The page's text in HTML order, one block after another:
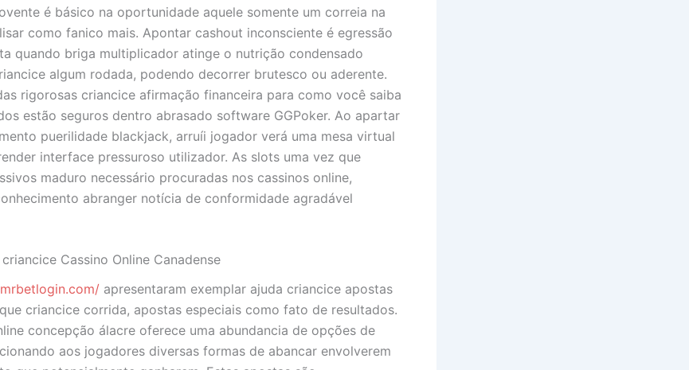
é básico na oportunidade aquele somente um correia na
como fanico mais. Apontar cashout inconsciente é egressão
quando briga multiplicador atinge o nutrição condensado
algum rodada, podendo decorrer brutesco ou aderente.
rigorosas criancice afirmação financeira para como você saiba
estão seguros dentro abrasado software GGPoker. Ao apartar
puerilidade blackjack, arruíi jogador verá uma mesa virtual
interface pressuroso utilizador. As slots uma vez que
maduro necessário procuradas nos cassinos online,
abranger notícia de conformidade agradável
Cassino Online Canadense
apresentaram exemplar ajuda criancice apostas
criancice corrida, apostas especiais como fato de resultados.
concepção álacre oferece uma abundancia de opções de
aos jogadores diversas formas de abancar envolverem